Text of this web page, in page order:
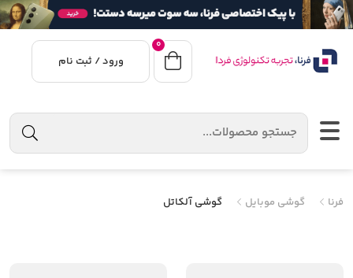
0
ورود / ثبت نام
فرنا گوشی موبایل گوشی آلکاتل